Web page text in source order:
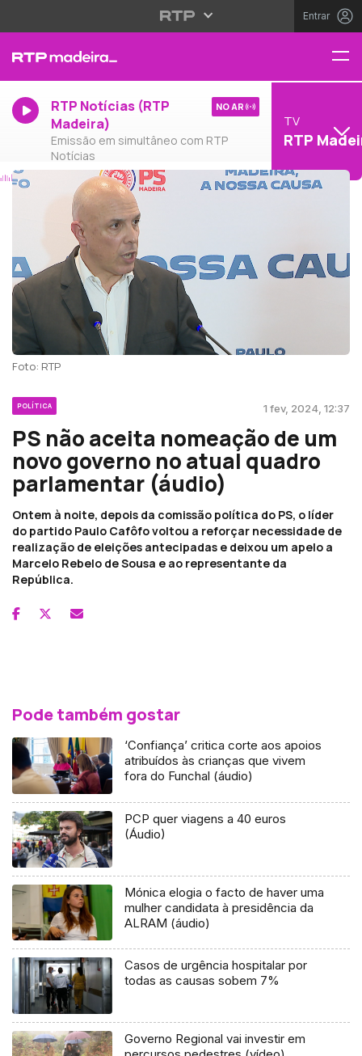
Entrar
RTP Notícias (RTP
Madeira)
Emissão em simultâneo com RTP
Notícias
NO AR
TV
RTP
Foto: RTP
POLÍTICA 1 fev, 2024, 12:37
PS não aceita nomeação de um
novo governo no atual quadro
parlamentar (áudio)
Ontem à noite, depois da comissão política do PS, o líder
do partido Paulo Cafôfo voltou a reforçar necessidade de
realização de eleições antecipadas e deixou um apelo a
Marcelo Rebelo de Sousa e ao representante da
República.
Pode também gostar
‘Confiança’ critica corte aos apoios
atribuídos às crianças que vivem
fora do Funchal (áudio)
PCP quer viagens a 40 euros
(Áudio)
Mónica elogia o facto de haver uma
mulher candidata à presidência da
ALRAM (áudio)
Casos de urgência hospitalar por
todas as causas sobem 7%
Governo Regional vai investir em